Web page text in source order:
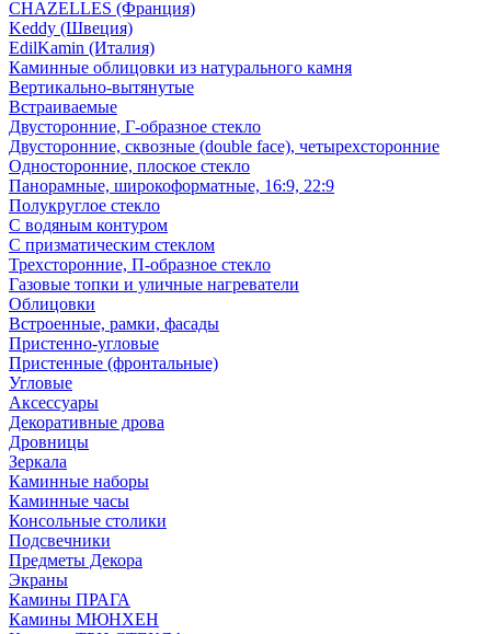
CHAZELLES (Франция)
Keddy (Швеция)
EdilKamin (Италия)
Каминные облицовки из натурального камня
Вертикально-вытянутые
Встраиваемые
Двусторонние, Г-образное стекло
Двусторонние, сквозные (double face), четырехсторонние
Односторонние, плоское стекло
Панорамные, широкоформатные, 16:9, 22:9
Полукруглое стекло
С водяным контуром
С призматическим стеклом
Трехсторонние, П-образное стекло
Газовые топки и уличные нагреватели
Облицовки
Встроенные, рамки, фасады
Пристенно-угловые
Пристенные (фронтальные)
Угловые
Аксессуары
Декоративные дрова
Дровницы
Зеркала
Каминные наборы
Каминные часы
Консольные столики
Подсвечники
Предметы Декора
Экраны
Камины ПРАГА
Камины МЮНХЕН